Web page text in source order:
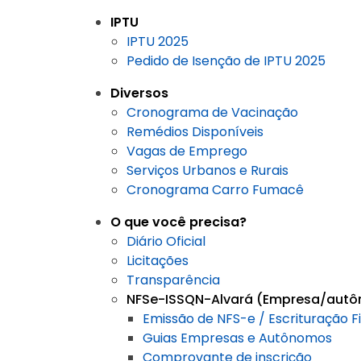
IPTU
IPTU 2025
Pedido de Isenção de IPTU 2025
Diversos
Cronograma de Vacinação
Remédios Disponíveis
Vagas de Emprego
Serviços Urbanos e Rurais
Cronograma Carro Fumacê
O que você precisa?
Diário Oficial
Licitações
Transparência
NFSe-ISSQN-Alvará (Empresa/
Emissão de NFS-e / Escrituração
Guias Empresas e Autônomos